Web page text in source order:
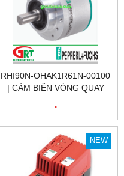
RHI90N-OHAK1R61N-00100
| CẢM BIẾN VÒNG QUAY
OHAK1R61N-00100 |
PEPPERL FUCHS VIỆT NAM
.
NEW